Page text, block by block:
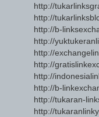
http://
http://
http://b-
http://
http://
http://
http://
http://b-
http://tukaran-
http://